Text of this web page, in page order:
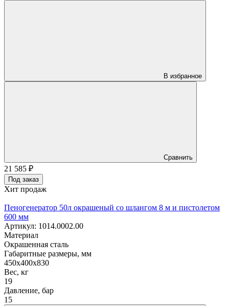
В избранное
Сравнить
21 585 ₽
Под заказ
Хит продаж
Пеногенератор 50л окрашеный со шлангом 8 м и пистолетом
600 мм
Артикул: 1014.0002.00
Материал
Окрашенная сталь
Габаритные размеры, мм
450х400х830
Вес, кг
19
Давление, бар
15